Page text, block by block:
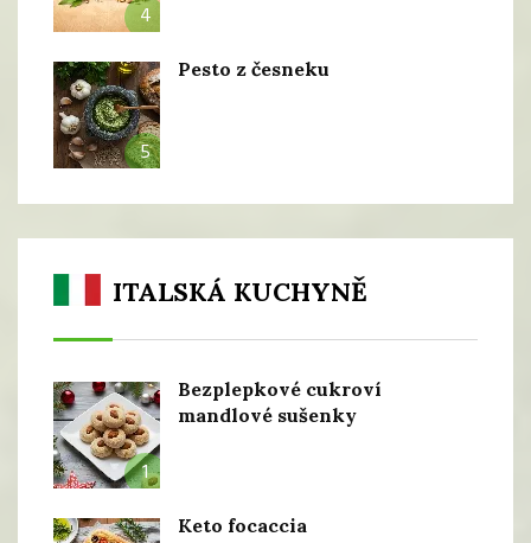
4
5
Pesto z česneku
ITALSKÁ KUCHYNĚ
1
Bezplepkové cukroví
mandlové sušenky
Keto focaccia